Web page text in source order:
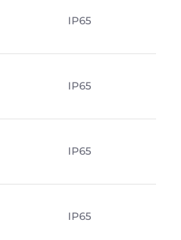
IP65
IP65
IP65
IP65